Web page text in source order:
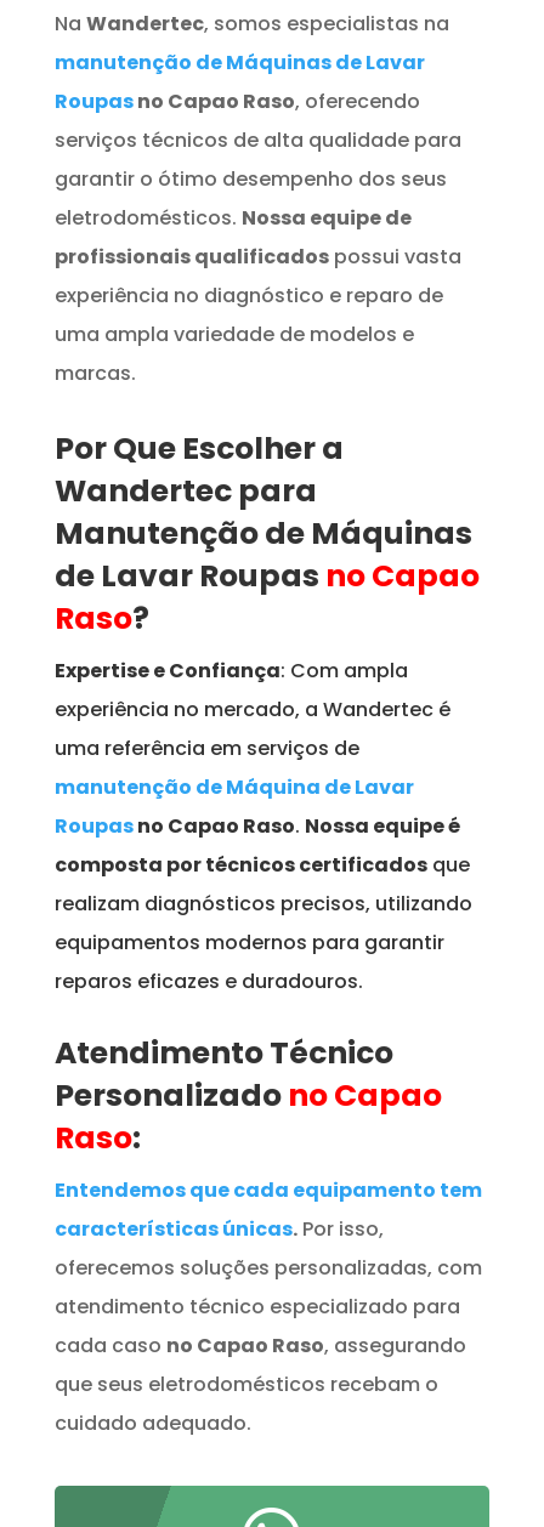
Na Wandertec, somos especialistas na
manutenção de Máquinas de Lavar
Roupasno Capao Raso, oferecendo
serviços técnicos de alta qualidade para
garantir o ótimo desempenho dos seus
eletrodomésticos. Nossa equipe de
profissionais qualificadospossui vasta
experiência no diagnóstico e reparo de
uma ampla variedade de modelos e
marcas.
Por Que Escolher a
Wandertec para
Manutenção de Máquinas
de Lavar Roupas no Capao
Raso?
Expertise e Confiança: Com ampla
experiência no mercado, a Wandertec é
uma referência em serviços de
manutenção de Máquina de Lavar
Roupasno Capao Raso. Nossa equipe é
composta por técnicos certificadosque
realizam diagnósticos precisos, utilizando
equipamentos modernos para garantir
reparos eficazes e duradouros.
Atendimento Técnico
Personalizado no Capao
Raso:
Entendemos que cada equipamento tem
características únicas.Por isso,
oferecemos soluções personalizadas, com
atendimento técnico especializado para
cada caso no Capao Raso, assegurando
que seus eletrodomésticos recebam o
cuidado adequado.